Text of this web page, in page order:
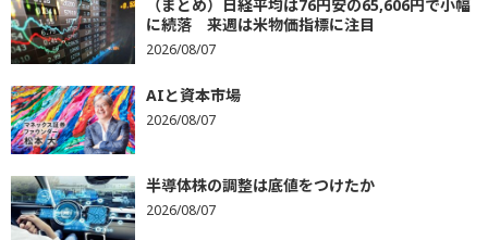
（まとめ）日経平均は76円安の65,606円で小幅
に続落 来週は米物価指標に注目
2026/08/07
AIと資本市場
2026/08/07
半導体株の調整は底値をつけたか
2026/08/07